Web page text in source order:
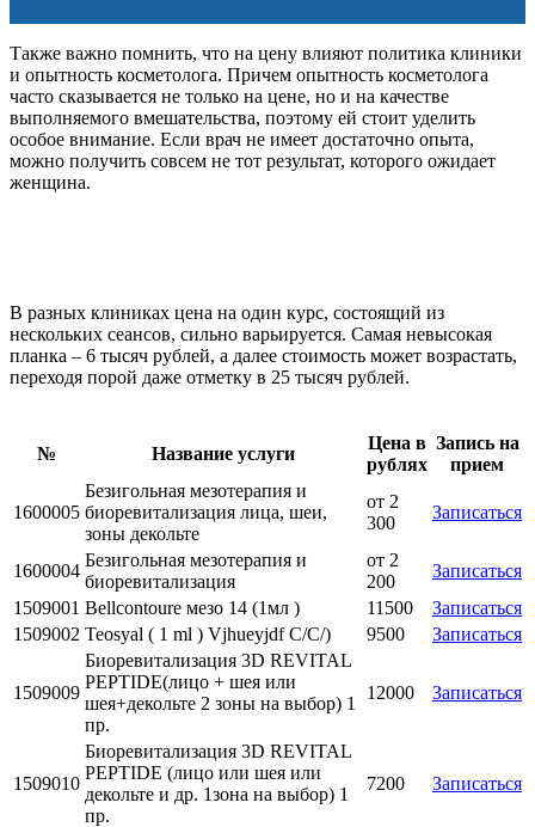
Также важно помнить, что на цену влияют политика клиники
и опытность косметолога. Причем опытность косметолога
часто сказывается не только на цене, но и на качестве
выполняемого вмешательства, поэтому ей стоит уделить
особое внимание. Если врач не имеет достаточно опыта,
можно получить совсем не тот результат, которого ожидает
женщина.
В разных клиниках цена на один курс, состоящий из
нескольких сеансов, сильно варьируется. Самая невысокая
планка – 6 тысяч рублей, а далее стоимость может возрастать,
переходя порой даже отметку в 25 тысяч рублей.
№ Название услуги
Цена в
рублях
Запись на
прием
1600005
Безигольная мезотерапия и
биоревитализация лица, шеи,
зоны декольте
от 2
300
Записаться
1600004
Безигольная мезотерапия и
биоревитализация
от 2
200
Записаться
1509001 Bellcontoure мезо 14 (1мл ) 11500
Записаться
1509002 Teosyal ( 1 ml ) Vjhueyjdf C/C/) 9500 Записаться
1509009
Биоревитализация 3D REVITAL
PEPTIDE(лицо + шея или
шея+декольте 2 зоны на выбор) 1
пр.
12000 Записаться
1509010
Биоревитализация 3D REVITAL
PEPTIDE (лицо или шея или
декольте и др. 1зона на выбор) 1
пр.
7200 Записаться